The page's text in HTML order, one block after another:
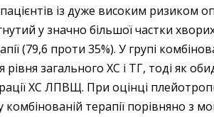
пацієнтів із дуже високим
у значно більшої частки
(79,6 проти 35%). У групі
рівня загального ХС і ТГ, тоді як
ХС ЛПВЩ. При оцінці
терапії порівняно з